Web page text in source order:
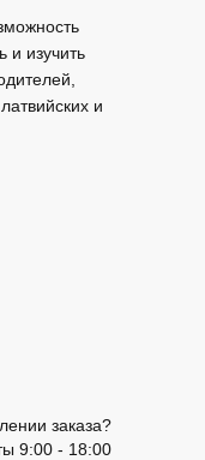
и изучить
и
заказа?
9:00 - 18:00